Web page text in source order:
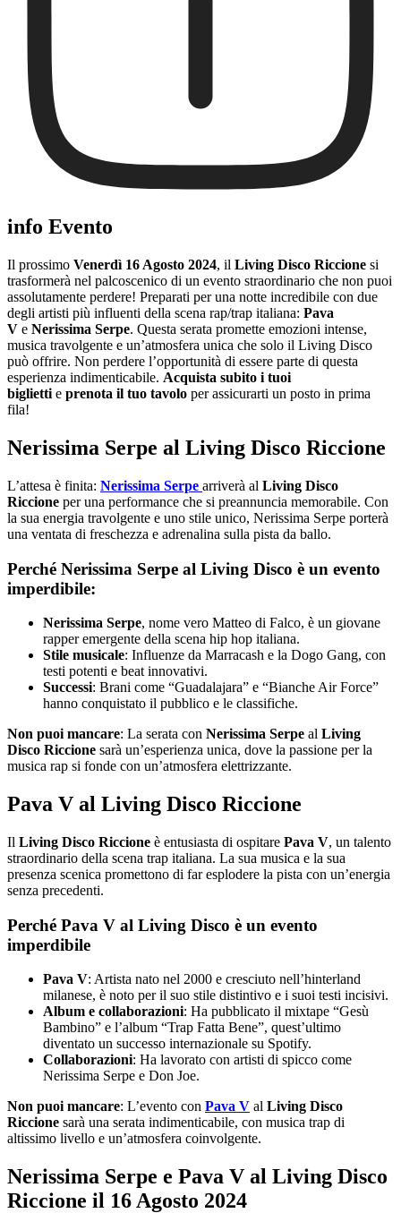
info Evento
Il prossimo Venerdì 16 Agosto 2024, il Living Disco Riccione si
trasformerà nel palcoscenico di un evento straordinario che non puoi
assolutamente perdere! Preparati per una notte incredibile con due
degli artisti più influenti della scena rap/trap italiana: Pava
V e Nerissima Serpe. Questa serata promette emozioni intense,
musica travolgente e un’atmosfera unica che solo il Living Disco
può offrire. Non perdere l’opportunità di essere parte di questa
esperienza indimenticabile. Acquista subito i tuoi
biglietti e prenota il tuo tavolo per assicurarti un posto in prima
fila!
Nerissima Serpe al Living Disco Riccione
L’attesa è finita: Nerissima Serpe arriverà al Living Disco
Riccione per una performance che si preannuncia memorabile. Con
la sua energia travolgente e uno stile unico, Nerissima Serpe porterà
una ventata di freschezza e adrenalina sulla pista da ballo.
Perché Nerissima Serpe al Living Disco è un evento
imperdibile:
Nerissima Serpe, nome vero Matteo di Falco, è un giovane
rapper emergente della scena hip hop italiana.
Stile musicale: Influenze da Marracash e la Dogo Gang, con
testi potenti e beat innovativi.
Successi: Brani come “Guadalajara” e “Bianche Air Force”
hanno conquistato il pubblico e le classifiche.
Non puoi mancare: La serata con Nerissima Serpe al Living
Disco Riccione sarà un’esperienza unica, dove la passione per la
musica rap si fonde con un’atmosfera elettrizzante.
Pava V al Living Disco Riccione
Il Living Disco Riccione è entusiasta di ospitare Pava V, un talento
straordinario della scena trap italiana. La sua musica e la sua
presenza scenica promettono di far esplodere la pista con un’energia
senza precedenti.
Perché Pava V al Living Disco è un evento
imperdibile
Pava V: Artista nato nel 2000 e cresciuto nell’hinterland
milanese, è noto per il suo stile distintivo e i suoi testi incisivi.
Album e collaborazioni: Ha pubblicato il mixtape “Gesù
Bambino” e l’album “Trap Fatta Bene”, quest’ultimo
diventato un successo internazionale su Spotify.
Collaborazioni: Ha lavorato con artisti di spicco come
Nerissima Serpe e Don Joe.
Non puoi mancare: L’evento con Pava V al Living Disco
Riccione sarà una serata indimenticabile, con musica trap di
altissimo livello e un’atmosfera coinvolgente.
Nerissima Serpe e Pava V al Living Disco
Riccione il 16 Agosto 2024